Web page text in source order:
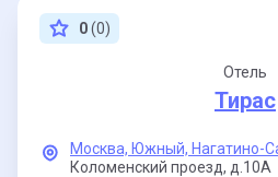
0(0)
Отель
Тирас
Москва, Южный, Нагатино-
Коломенский проезд, д.10А